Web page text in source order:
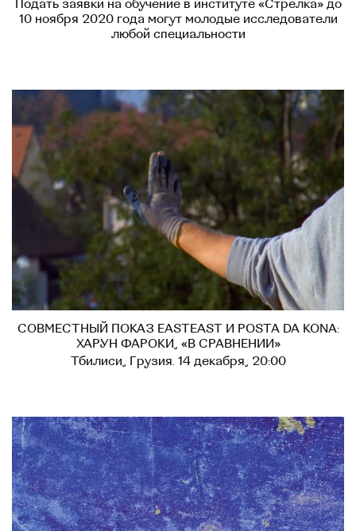
Подать заявки на обучение в институте «Стрелка» до
10 ноября 2020 года могут молодые исследователи
любой специальности
СОВМЕСТНЫЙ ПОКАЗ EASTEAST И POSTA DA KONA:
ХАРУН ФАРОКИ, «В СРАВНЕНИИ»
Тбилиси, Грузия. 14 декабря, 20:00